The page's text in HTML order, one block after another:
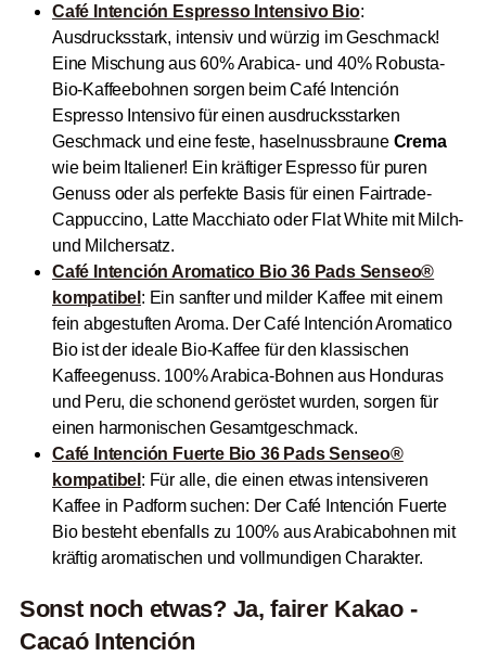
Café Intención Espresso Intensivo Bio:
Ausdrucksstark, intensiv und würzig im Geschmack!
Eine Mischung aus 60% Arabica- und 40% Robusta-
Bio-Kaffeebohnen sorgen beim Café Intención
Espresso Intensivo für einen ausdrucksstarken
Geschmack und eine feste, haselnussbraune Crema
wie beim Italiener! Ein kräftiger Espresso für puren
Genuss oder als perfekte Basis für einen Fairtrade-
Cappuccino, Latte Macchiato oder Flat White mit Milch-
und Milchersatz.
Café Intención Aromatico Bio 36 Pads Senseo®
kompatibel : Ein sanfter und milder Kaffee mit einem
fein abgestuften Aroma. Der Café Intención Aromatico
Bio ist der ideale Bio-Kaffee für den klassischen
Kaffeegenuss. 100% Arabica-Bohnen aus Honduras
und Peru, die schonend geröstet wurden, sorgen für
einen harmonischen Gesamtgeschmack.
Café Intención Fuerte Bio 36 Pads Senseo®
kompatibel : Für alle, die einen etwas intensiveren
Kaffee in Padform suchen: Der Café Intención Fuerte
Bio besteht ebenfalls zu 100% aus Arabicabohnen mit
kräftig aromatischen und vollmundigen Charakter.
Sonst noch etwas? Ja, fairer Kakao -
Cacaó Intención